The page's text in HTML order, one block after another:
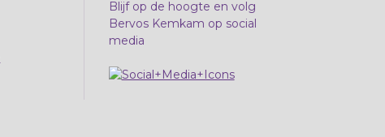
Blijf op de hoogte en volg
Bervos Kemkam op social
media